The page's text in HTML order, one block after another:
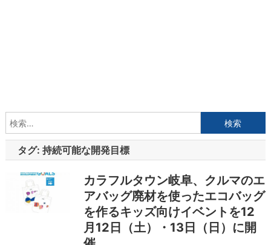
索:
タグ: 持続可能な開発目標
カラフルタウン岐阜、クルマのエ
アバッグ廃材を使ったエコバッグ
を作るキッズ向けイベントを12
月12日（土）・13日（日）に開